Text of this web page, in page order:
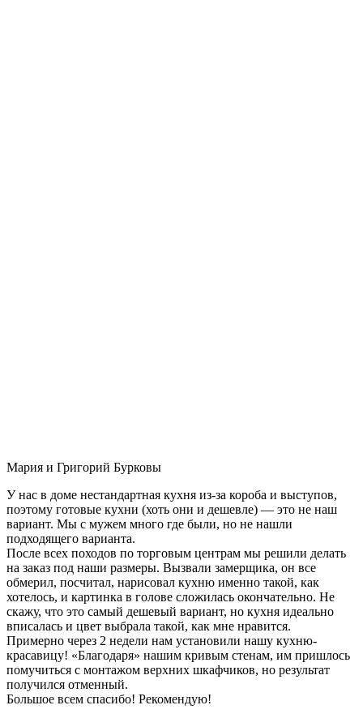
Мария и Григорий Бурковы
У нас в доме нестандартная кухня из-за короба и выступов,
поэтому готовые кухни (хоть они и дешевле) — это не наш
вариант. Мы с мужем много где были, но не нашли
подходящего варианта.
После всех походов по торговым центрам мы решили делать
на заказ под наши размеры. Вызвали замерщика, он все
обмерил, посчитал, нарисовал кухню именно такой, как
хотелось, и картинка в голове сложилась окончательно. Не
скажу, что это самый дешевый вариант, но кухня идеально
вписалась и цвет выбрала такой, как мне нравится.
Примерно через 2 недели нам установили нашу кухню-
красавицу! «Благодаря» нашим кривым стенам, им пришлось
помучиться с монтажом верхних шкафчиков, но результат
получился отменный.
Большое всем спасибо! Рекомендую!